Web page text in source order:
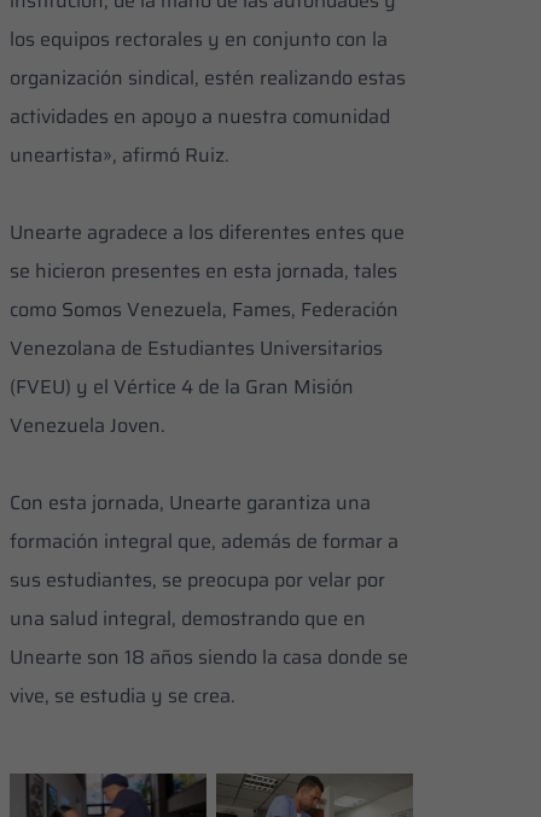
los equipos rectorales y en conjunto con la
organización sindical, estén realizando estas
actividades en apoyo a nuestra comunidad
uneartista», afirmó Ruiz.
Unearte agradece a los diferentes entes que
se hicieron presentes en esta jornada, tales
como Somos Venezuela, Fames, Federación
Venezolana de Estudiantes Universitarios
(FVEU) y el Vértice 4 de la Gran Misión
Venezuela Joven.
Con esta jornada, Unearte garantiza una
formación integral que, además de formar a
sus estudiantes, se preocupa por velar por
una salud integral, demostrando que en
Unearte son 18 años siendo la casa donde se
vive, se estudia y se crea.
La jornada se inició
Se ofrecieron